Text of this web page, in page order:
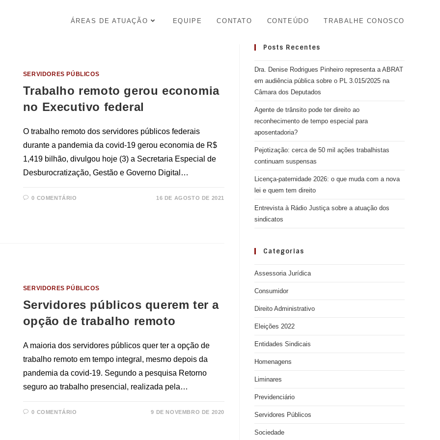
ÁREAS DE ATUAÇÃO EQUIPE CONTATO CONTEÚDO TRABALHE CONOSCO
SERVIDORES PÚBLICOS
Trabalho remoto gerou economia
no Executivo federal
O trabalho remoto dos servidores públicos federais
durante a pandemia da covid-19 gerou economia de R$
1,419 bilhão, divulgou hoje (3) a Secretaria Especial de
Desburocratização, Gestão e Governo Digital…
0 COMENTÁRIO 16 DE AGOSTO DE 2021
SERVIDORES PÚBLICOS
Servidores públicos querem ter a
opção de trabalho remoto
A maioria dos servidores públicos quer ter a opção de
trabalho remoto em tempo integral, mesmo depois da
pandemia da covid-19. Segundo a pesquisa Retorno
seguro ao trabalho presencial, realizada pela…
0 COMENTÁRIO 9 DE NOVEMBRO DE 2020
Posts Recentes
Dra. Denise Rodrigues Pinheiro representa a ABRAT
em audiência pública sobre o PL 3.015/2025 na
Câmara dos Deputados
Agente de trânsito pode ter direito ao
reconhecimento de tempo especial para
aposentadoria?
Pejotização: cerca de 50 mil ações trabalhistas
continuam suspensas
Licença-paternidade 2026: o que muda com a nova
lei e quem tem direito
Entrevista à Rádio Justiça sobre a atuação dos
sindicatos
Categorias
Assessoria Jurídica
Consumidor
Direito Administrativo
Eleições 2022
Entidades Sindicais
Homenagens
Liminares
Previdenciário
Servidores Públicos
Sociedade